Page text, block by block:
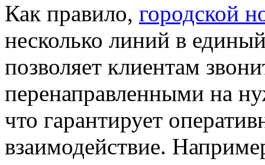
Как правило, городской
несколько линий в
позволяет клиентам
перенаправленными на
что гарантирует
взаимодействие.